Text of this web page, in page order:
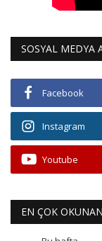
SOSYAL MEDYA
Facebook
Instagram
Youtube
EN ÇOK